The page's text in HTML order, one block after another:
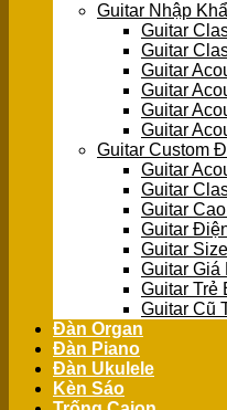
Guitar Nhập
Guitar
Guitar
Guitar
Guitar
Guitar
Guitar
Guitar Custom
Guitar
Guitar
Guitar
Guitar
Guitar
Guitar Giá
Guitar Trẻ
Guitar Cũ
Đàn Organ
Đàn Piano
Đàn Ukulele
Kèn Sáo